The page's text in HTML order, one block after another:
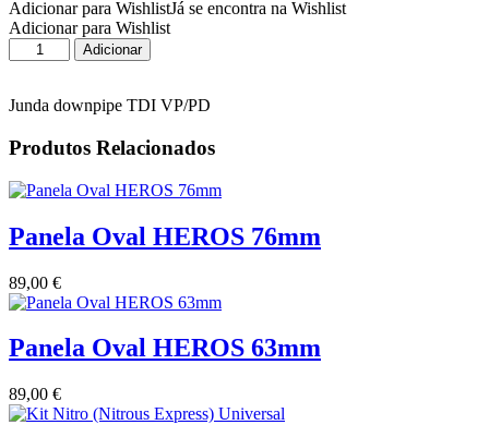
Adicionar para WishlistJá se encontra na Wishlist
Adicionar para Wishlist
Quantidade
de
Escape
TDI
Adicionar
Junda downpipe TDI VP/PD
Produtos Relacionados
Panela Oval HEROS 76mm
89,00 €
Panela Oval HEROS 63mm
89,00 €